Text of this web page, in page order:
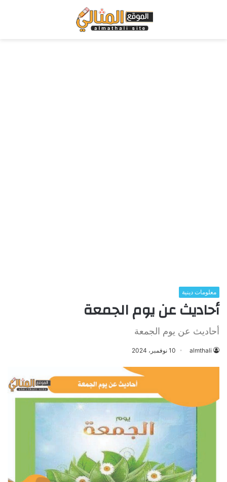
معلومات دينية
أحاديث عن يوم الجمعة
أحاديث عن يوم الجمعة
almthali 10 نوفمبر، 2024